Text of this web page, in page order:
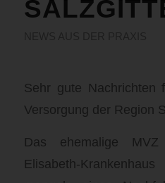
Sehr gute Nachrichten
Versorgung der Region
Das ehemalige
Elisabeth-